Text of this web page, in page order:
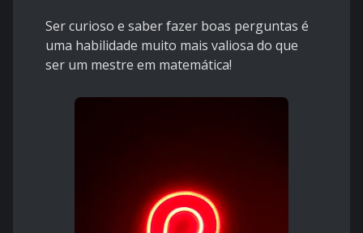
Ser curioso e saber fazer boas perguntas é
uma habilidade muito mais valiosa do que
ser um mestre em matemática!